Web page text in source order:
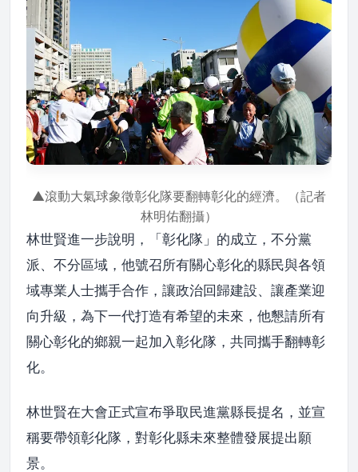
▲滾動大氣球象徵彰化隊要翻轉彰化的經濟。（記者
林明佑翻攝）
林世賢進一步說明，「彰化隊」的成立，不分黨
派、不分區域，他號召所有關心彰化的縣民與各領
域專業人士攜手合作，讓政治回歸建設、讓產業迎
向升級，為下一代打造有希望的未來，他懇請所有
關心彰化的鄉親一起加入彰化隊，共同攜手翻轉彰
化。
林世賢在大會正式宣布爭取民進黨縣長提名，並宣
稱要帶領彰化隊，對彰化縣未來整體發展提出願
景。